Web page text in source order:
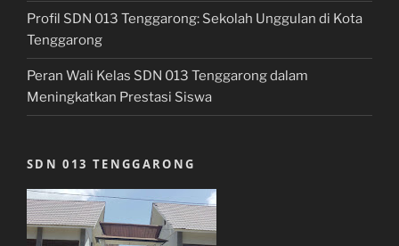
Profil SDN 013 Tenggarong: Sekolah Unggulan di Kota
Tenggarong
Peran Wali Kelas SDN 013 Tenggarong dalam
Meningkatkan Prestasi Siswa
SDN 013 TENGGARONG